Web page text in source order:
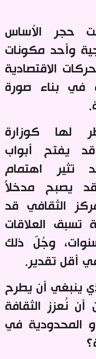
حجر الأساس
وأحد مكونات
الاقتصادية
في بناء صورة
.
لها كوزارة
يفتح أبواب
تثير اهتمام
قد يصبح مدخلاً
الثقافي قد
تسبق العلاقات
وجُلّ ذلك
أقل تقدير.
ينبغي أن يطرح
نُعزز الثقافة
المحدودية في